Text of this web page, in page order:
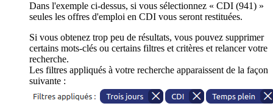
Dans l'exemple ci-dessus, si vous sélectionnez « CDI (941) »
seules les offres d'emploi en CDI vous seront restituées.
Si vous obtenez trop peu de résultats, vous pouvez supprimer
certains mots-clés ou certains filtres et critères et relancer votre
recherche.
Les filtres appliqués à votre recherche apparaissent de la façon
suivante :